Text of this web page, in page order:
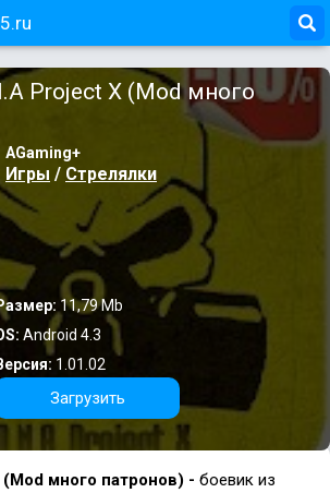
Project X (Mod много
AGaming+
Игры / Стрелялки
11,79 Mb
Android 4.3
1.01.02
Загрузить
много патронов) - боевик из